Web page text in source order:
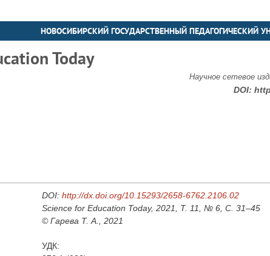
НОВОСИБИРСКИЙ ГОСУДАРСТВЕННЫЙ ПЕДАГОГИЧЕСКИЙ
Today
Научное сетевое
DOI:
DOI: http://dx.doi.org/10.15293/2658-6762.2106.02
Science for Education Today, 2021, Т. 11, № 6, С. 31–45
© Гарева Т. А., 2021
УДК: